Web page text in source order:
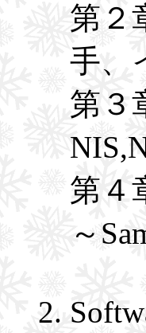
第２
手、
第３
第４
～